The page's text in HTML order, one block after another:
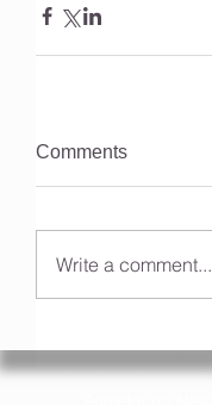
Comments
Write a comment...